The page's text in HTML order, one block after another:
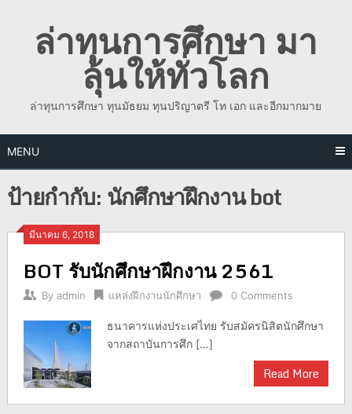
contentล่าทุนการศึกษา มา
ลุ้นให้ทั่วโลก
ล่าทุนการศึกษา ทุนมัธยม ทุนปริญาตรี โท เอก และอีกมากมาย
MENU
ป้ายกำกับ:นักศึกษาฝึกงาน bot
มีนาคม 6, 2018
BOT รับนักศึกษาฝึกงาน 2561
By admin แหล่งฝึกงานนักศึกษา 0 Comments
ธนาคารแห่งประเศไทย รับสมัครนิสิตนักศึกษา
จากสถาบันการศึก […]
Read More